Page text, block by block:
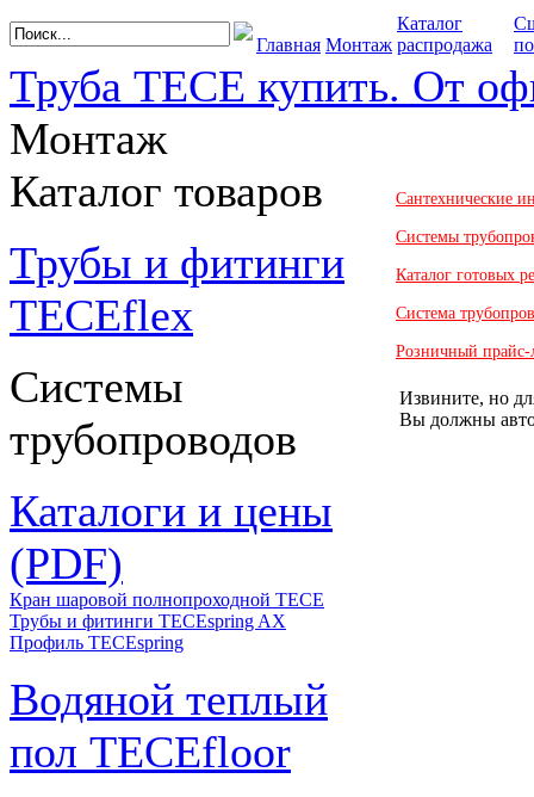
Главная Монтаж
Каталог
распродажа
Труба TECE купить. От
Монтаж
Каталог товаров
Трубы и фитинги
TECEflex
Системы
трубопроводов
Каталоги и цены
(PDF)
Кран шаровой полнопроходной ТЕСЕ
Трубы и фитинги TECEspring AX
Профиль TECEspring
Водяной теплый
пол TECEfloor
Сантехнические
Системы
Каталог готовых
Система
Розничный прайс-
Извините, но
Вы должны